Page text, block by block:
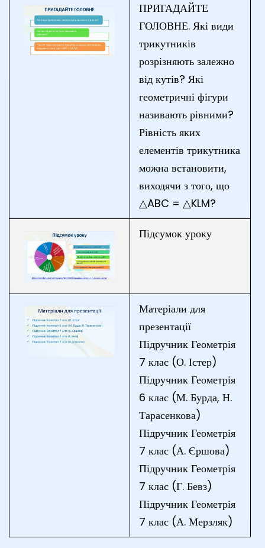
ПРИГАДАЙТЕ
ГОЛОВНЕ. Які види
трикутників
розрізняють залежно
від кутів? Які
геометричні фігури
називають рівними?
Рівність яких
елементів трикутника
можна встановити,
виходячи з того, що
△ABC = △KLM?
Підсумок уроку
Матеріали для
презентації
Підручник Геометрія
7 клас (О. Істер)
Підручник Геометрія
6 клас (М. Бурда, Н.
Тарасенкова)
Підручник Геометрія
7 клас (А. Єршова)
Підручник Геометрія
7 клас (Г. Бевз)
Підручник Геометрія
7 клас (А. Мерзляк)